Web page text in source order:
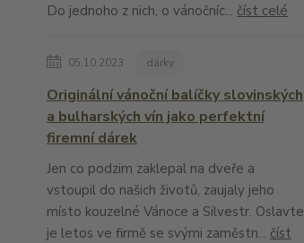
Do jednoho z nich, o vánočníc... číst celé
05.10.2023 dárky
Originální vánoční balíčky slovinských
a bulharských vín jako perfektní
firemní dárek
Jen co podzim zaklepal na dveře a
vstoupil do našich životů, zaujaly jeho
místo kouzelné Vánoce a Silvestr. Oslavte
je letos ve firmě se svými zaměstn... číst